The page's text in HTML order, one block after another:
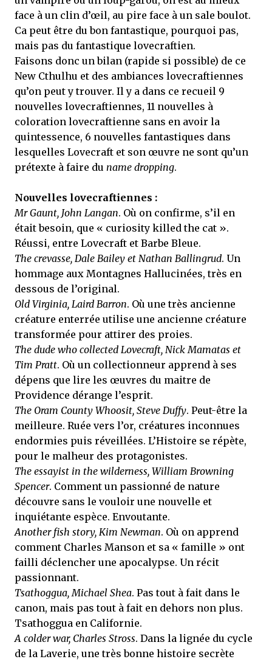
face à un clin d’œil, au pire face à un sale boulot.
Ca peut être du bon fantastique, pourquoi pas,
mais pas du fantastique lovecraftien.
Faisons donc un bilan (rapide si possible) de ce
New Cthulhu et des ambiances lovecraftiennes
qu’on peut y trouver. Il y a dans ce recueil 9
nouvelles lovecraftiennes, 11 nouvelles à
coloration lovecraftienne sans en avoir la
quintessence, 6 nouvelles fantastiques dans
lesquelles Lovecraft et son œuvre ne sont qu’un
prétexte à faire du name dropping.
Nouvelles lovecraftiennes :
Mr Gaunt, John Langan. Où on confirme, s’il en
était besoin, que « curiosity killed the cat ».
Réussi, entre Lovecraft et Barbe Bleue.
The crevasse, Dale Bailey et Nathan Ballingrud. Un
hommage aux Montagnes Hallucinées, très en
dessous de l’original.
Old Virginia, Laird Barron. Où une très ancienne
créature enterrée utilise une ancienne créature
transformée pour attirer des proies.
The dude who collected Lovecraft, Nick Mamatas et
Tim Pratt. Où un collectionneur apprend à ses
dépens que lire les œuvres du maitre de
Providence dérange l’esprit.
The Oram County Whoosit, Steve Duffy. Peut-être la
meilleure. Ruée vers l’or, créatures inconnues
endormies puis réveillées. L’Histoire se répète,
pour le malheur des protagonistes.
The essayist in the wilderness, William Browning
Spencer. Comment un passionné de nature
découvre sans le vouloir une nouvelle et
inquiétante espèce. Envoutante.
Another fish story, Kim Newman. Où on apprend
comment Charles Manson et sa « famille » ont
failli déclencher une apocalypse. Un récit
passionnant.
Tsathoggua, Michael Shea. Pas tout à fait dans le
canon, mais pas tout à fait en dehors non plus.
Tsathoggua en Californie.
A colder war, Charles Stross. Dans la lignée du cycle
de la Laverie, une très bonne histoire secrète